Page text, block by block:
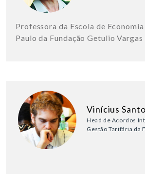
Professora da Escola de Economia
Paulo da Fundação Getulio Vargas
Vinícius
Head de Acordos
Gestão Tarifária da